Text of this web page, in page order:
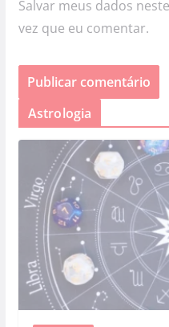
Salvar meus dados
vez que eu comentar.
Astrologia